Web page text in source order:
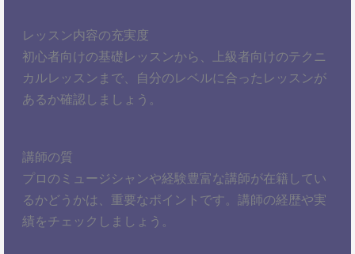
レッスン内容の充実度
初心者向けの基礎レッスンから、上級者向けのテクニ
カルレッスンまで、自分のレベルに合ったレッスンが
あるか確認しましょう。
講師の質
プロのミュージシャンや経験豊富な講師が在籍してい
るかどうかは、重要なポイントです。講師の経歴や実
績をチェックしましょう。